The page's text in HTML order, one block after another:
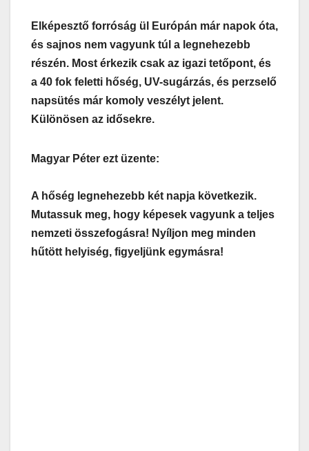
Elképesztő forróság ül Európán már napok óta,
és sajnos nem vagyunk túl a legnehezebb
részén. Most érkezik csak az igazi tetőpont, és
a 40 fok feletti hőség, UV-sugárzás, és perzselő
napsütés már komoly veszélyt jelent.
Különösen az idősekre.
Magyar Péter ezt üzente:
A hőség legnehezebb két napja következik.
Mutassuk meg, hogy képesek vagyunk a teljes
nemzeti összefogásra! Nyíljon meg minden
hűtött helyiség, figyeljünk egymásra!